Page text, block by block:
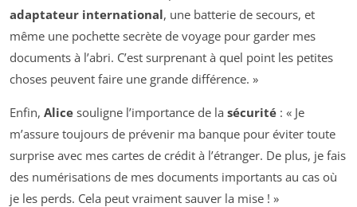
adaptateur international, une batterie de secours, et
même une pochette secrète de voyage pour garder mes
documents à l’abri. C’est surprenant à quel point les petites
choses peuvent faire une grande différence. »
Enfin, Alice souligne l’importance de la sécurité : « Je
m’assure toujours de prévenir ma banque pour éviter toute
surprise avec mes cartes de crédit à l’étranger. De plus, je fais
des numérisations de mes documents importants au cas où
je les perds. Cela peut vraiment sauver la mise ! »